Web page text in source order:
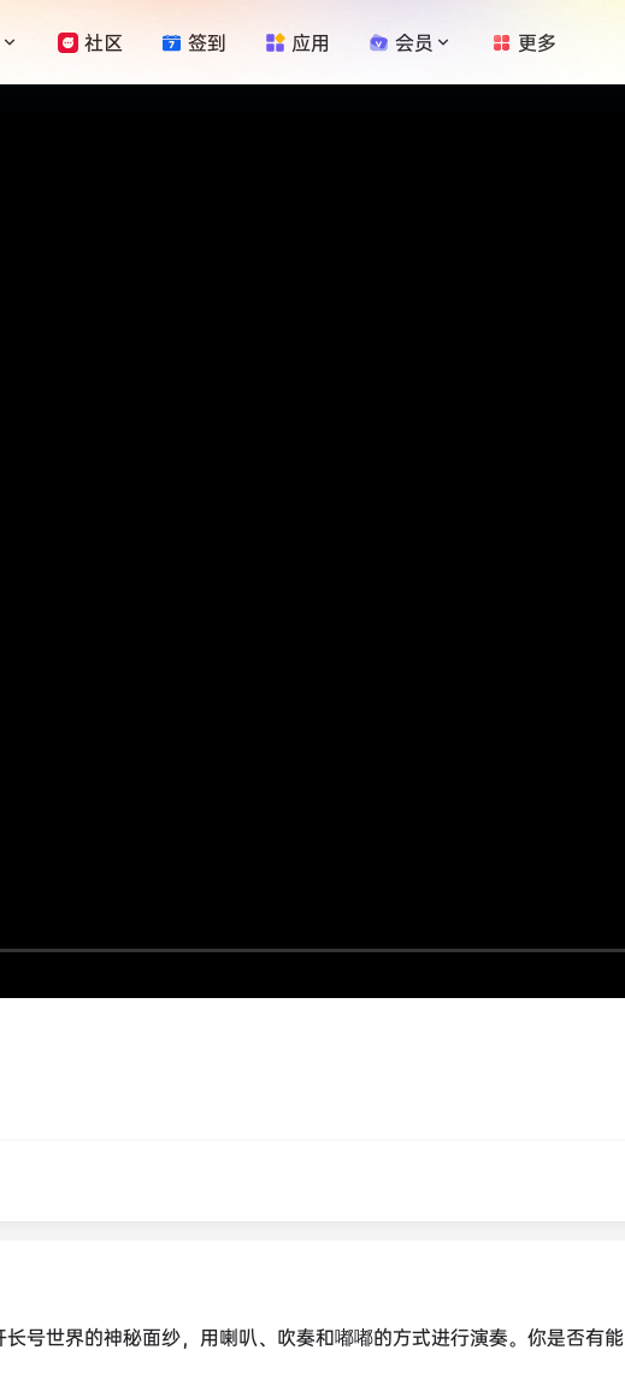
社区 签到 应用 会员 更多
号世界的神秘面纱，用喇叭、吹奏和嘟嘟的方式进行演奏。你是否有能